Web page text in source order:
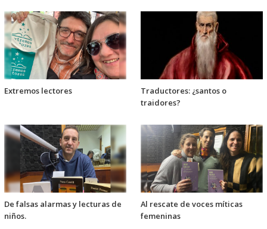
Extremos lectores
Traductores: ¿santos o
traidores?
De falsas alarmas y lecturas de
niños.
Al rescate de voces míticas
femeninas